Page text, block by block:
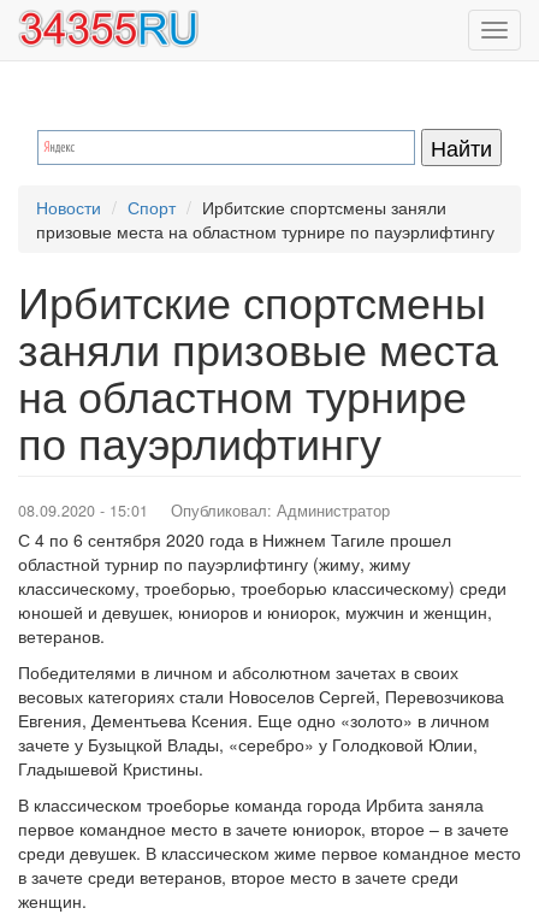
Перейти
основному
Новости Спорт
Ирбитские спортсмены заняли
призовые места на областном турнире по пауэрлифтингу
Ирбитские спортсмены
заняли призовые места
на областном турнире
по пауэрлифтингу
08.09.2020 - 15:01 Опубликовал: Администратор
С 4 по 6 сентября 2020 года в Нижнем Тагиле прошел
областной турнир по пауэрлифтингу (жиму, жиму
классическому, троеборью, троеборью классическому) среди
юношей и девушек, юниоров и юниорок, мужчин и женщин,
ветеранов.
Победителями в личном и абсолютном зачетах в своих
весовых категориях стали Новоселов Сергей, Перевозчикова
Евгения, Дементьева Ксения. Еще одно «золото» в личном
зачете у Бузыцкой Влады, «серебро» у Голодковой Юлии,
Гладышевой Кристины.
В классическом троеборье команда города Ирбита заняла
первое командное место в зачете юниорок, второе – в зачете
среди девушек. В классическом жиме первое командное место
в зачете среди ветеранов, второе место в зачете среди
женщин.